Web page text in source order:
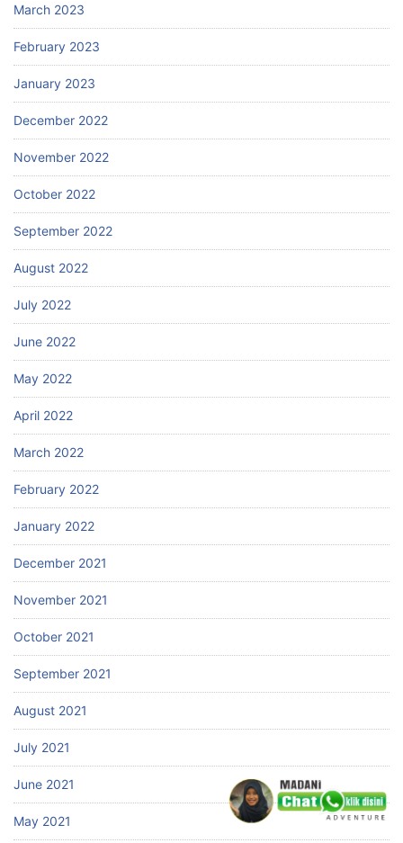
March 2023
February 2023
January 2023
December 2022
November 2022
October 2022
September 2022
August 2022
July 2022
June 2022
May 2022
April 2022
March 2022
February 2022
January 2022
December 2021
November 2021
October 2021
September 2021
August 2021
July 2021
June 2021
May 2021